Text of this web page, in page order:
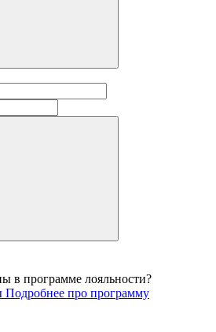
в программе лояльности?
Подробнее про программу